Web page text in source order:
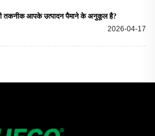
तकनीक आपके उत्पादन पैमाने के अनुकूल है?
2026-04-17